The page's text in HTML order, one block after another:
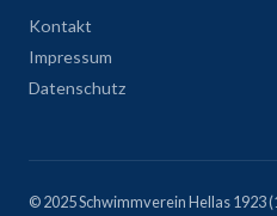
Kontakt
Impressum
Datenschutz
© 2025 Schwimmverein Hellas 1923